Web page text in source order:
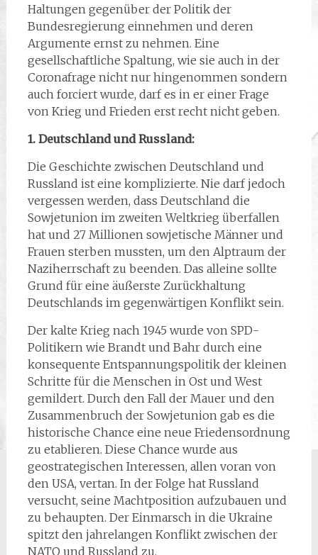
Haltungen gegenüber der Politik der
Bundesregierung einnehmen und deren
Argumente ernst zu nehmen. Eine
gesellschaftliche Spaltung, wie sie auch in der
Coronafrage nicht nur hingenommen sondern
auch forciert wurde, darf es in er einer Frage
von Krieg und Frieden erst recht nicht geben.
1. Deutschland und Russland:
Die Geschichte zwischen Deutschland und
Russland ist eine komplizierte. Nie darf jedoch
vergessen werden, dass Deutschland die
Sowjetunion im zweiten Weltkrieg überfallen
hat und 27 Millionen sowjetische Männer und
Frauen sterben mussten, um den Alptraum der
Naziherrschaft zu beenden. Das alleine sollte
Grund für eine äußerste Zurückhaltung
Deutschlands im gegenwärtigen Konflikt sein.
Der kalte Krieg nach 1945 wurde von SPD-
Politikern wie Brandt und Bahr durch eine
konsequente Entspannungspolitik der kleinen
Schritte für die Menschen in Ost und West
gemildert. Durch den Fall der Mauer und den
Zusammenbruch der Sowjetunion gab es die
historische Chance eine neue Friedensordnung
zu etablieren. Diese Chance wurde aus
geostrategischen Interessen, allen voran von
den USA, vertan. In der Folge hat Russland
versucht, seine Machtposition aufzubauen und
zu behaupten. Der Einmarsch in die Ukraine
spitzt den jahrelangen Konflikt zwischen der
NATO und Russland zu.